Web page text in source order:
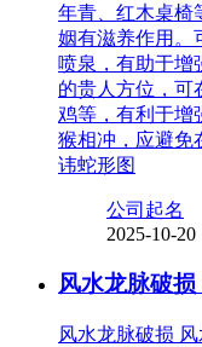
年青、红木桌椅
姻有滋养作用。
喷泉，有助于增
的贵人方位，可
鸡等，有利于增
猴相冲，应避免
讳蛇形图
公司起名
2025-10-20
风水龙脉破
风水龙脉破损